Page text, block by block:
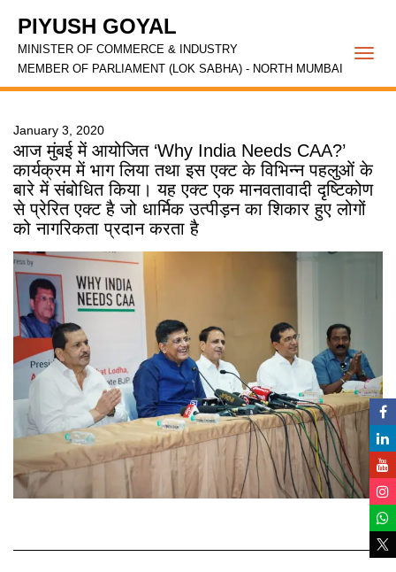
PIYUSH GOYAL
MINISTER OF COMMERCE & INDUSTRY
MEMBER OF PARLIAMENT (LOK SABHA) - NORTH MUMBAI
January 3, 2020
आज मुंबई में आयोजित ‘Why India Needs CAA?’
कार्यक्रम में भाग लिया तथा इस एक्ट के विभिन्न पहलुओं के
बारे में संबोधित किया। यह एक्ट एक मानवतावादी दृष्टिकोण
से प्रेरित एक्ट है जो धार्मिक उत्पीड़न का शिकार हुए लोगों
को नागरिकता प्रदान करता है